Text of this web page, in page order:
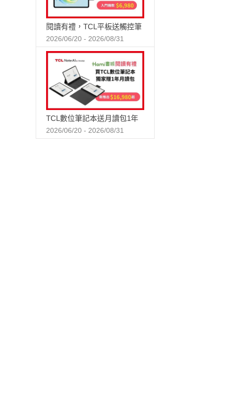
閱讀有禮，TCL平板送觸控筆
2026/06/20 - 2026/08/31
TCL數位筆記本送月讀包1年
2026/06/20 - 2026/08/31